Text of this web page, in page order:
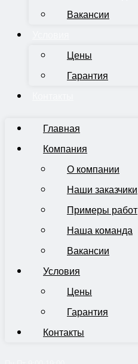
Вакансии
Цены
Гарантия
Главная
Компания
О компании
Наши заказчики
Примеры работ
Наша команда
Вакансии
Условия
Цены
Гарантия
Контакты